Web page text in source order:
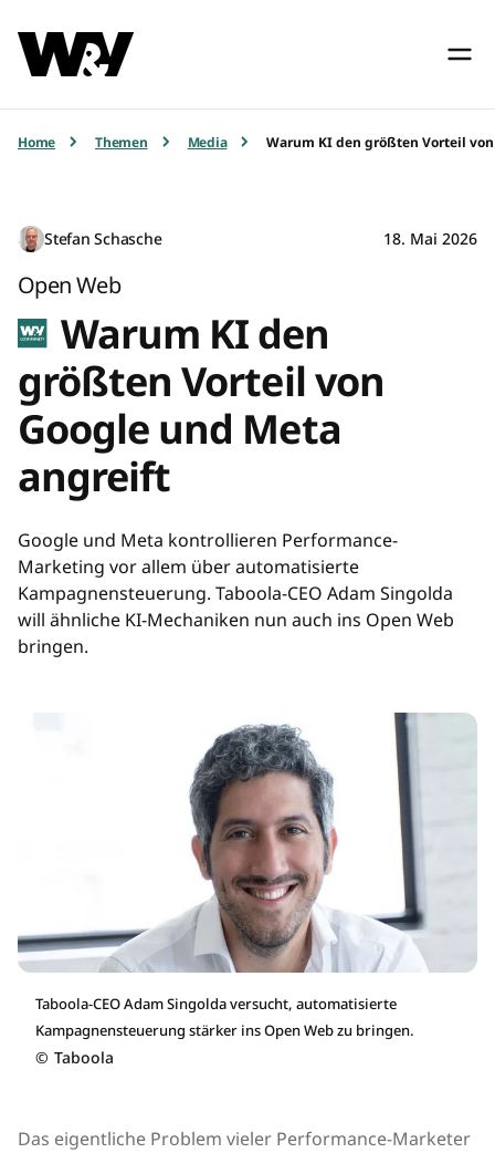
Home Themen Media Warum KI den größten Vorteil
Stefan Schasche 18. Mai 2026
Open Web
Warum KI den
größten Vorteil von
Google und Meta
angreift
Google und Meta kontrollieren Performance-
Marketing vor allem über automatisierte
Kampagnensteuerung. Taboola-CEO Adam Singolda
will ähnliche KI-Mechaniken nun auch ins Open Web
bringen.
Taboola-CEO Adam Singolda versucht, automatisierte
Kampagnensteuerung stärker ins Open Web zu bringen.
© Taboola
Das eigentliche Problem vieler Performance-Marketer